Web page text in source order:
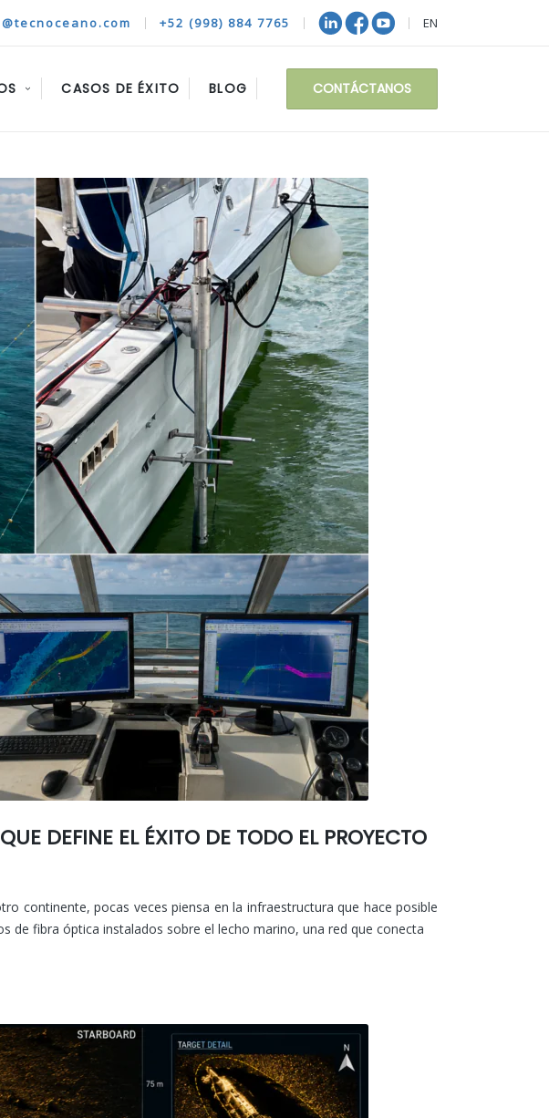
+52 (998) 884 7765 EN
CASOS DE ÉXITO BLOG CONTÁCTANOS
DEFINE EL ÉXITO DE TODO EL PROYECTO
continente, pocas veces piensa en la infraestructura que hace posible
de fibra óptica instalados sobre el lecho marino, una red que conecta